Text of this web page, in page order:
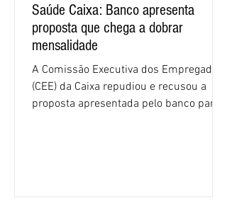
Saúde Caixa: Banco apresenta
proposta que chega a dobrar
mensalidade
A Comissão Executiva dos Empregados
(CEE) da Caixa repudiou e recusou a
proposta apresentada pelo banco para o